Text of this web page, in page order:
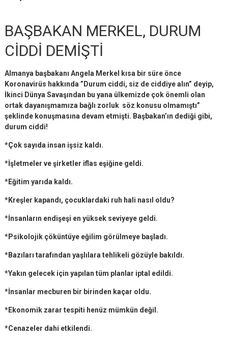
BAŞBAKAN MERKEL, DURUM
CİDDİ DEMİŞTİ
Almanya başbakanı Angela Merkel kısa bir süre önce
Koronavirüs hakkında ”Durum ciddi, siz de ciddiye alın” deyip,
İkinci Dünya Savaşından bu yana ülkemizde çok önemli olan
ortak dayanışmamıza bağlı zorluk söz konusu olmamıştı”
şeklinde konuşmasına devam etmişti. Başbakan’ın dediği gibi,
durum ciddi!
*Çok sayıda insan işsiz kaldı.
*İşletmeler ve şirketler iflas eşiğine geldi.
*Eğitim yarıda kaldı.
*Kreşler kapandı, çocuklardaki ruh hali nasıl oldu?
*İnsanların endişeşi en yüksek seviyeye geldi.
*Psikolojik çöküntüye eğilim görülmeye başladı.
*Bazıları tarafından yaşlılara tehlikeli gözüyle bakıldı.
*Yakın gelecek için yapılan tüm planlar iptal edildi.
*İnsanlar mecburen bir birinden kaçar oldu.
*Ekonomik zarar tespiti henüz mümkün değil.
*Cenazeler dahi etkilendi.